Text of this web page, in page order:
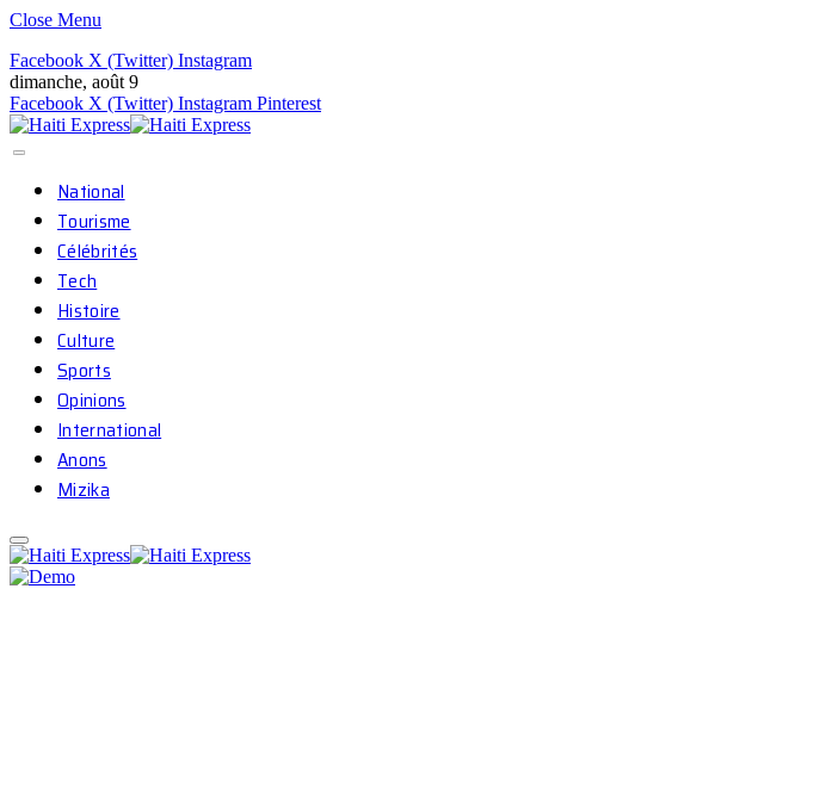
Close Menu
Facebook X (Twitter) Instagram
dimanche, août 9
Facebook X (Twitter) Instagram Pinterest
National
Tourisme
Célébrités
Tech
Histoire
Culture
Sports
Opinions
International
Anons
Mizika